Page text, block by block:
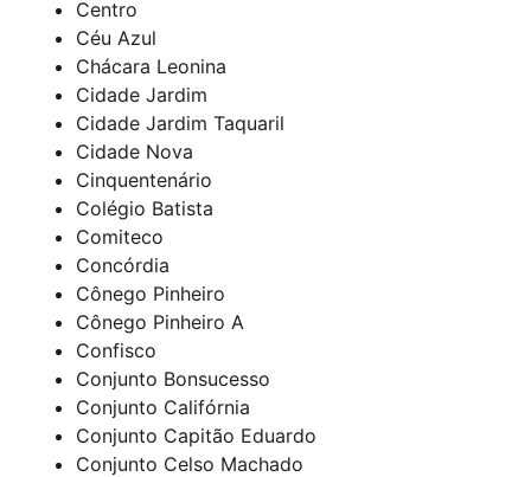
Centro
Céu Azul
Chácara Leonina
Cidade Jardim
Cidade Jardim Taquaril
Cidade Nova
Cinquentenário
Colégio Batista
Comiteco
Concórdia
Cônego Pinheiro
Cônego Pinheiro A
Confisco
Conjunto Bonsucesso
Conjunto Califórnia
Conjunto Capitão Eduardo
Conjunto Celso Machado